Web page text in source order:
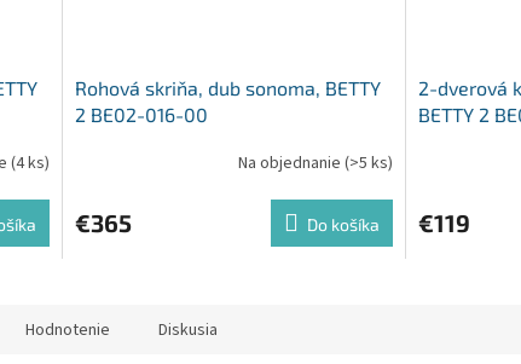
(4 ks)
Rohová skriňa, dub sonoma, BETTY
2 BE02-016-00
Na objednanie (>5 ks)
€365 Do košíka
2-dverová
BETTY 2
€119
Hodnotenie Diskusia